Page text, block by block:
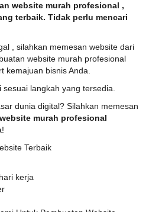
website murah profesional ,
terbaik. Tidak perlu mencari
, silahkan memesan website dari
website murah profesional
kemajuan bisnis Anda.
langkah yang tersedia.
dunia digital? Silahkan memesan
murah profesional
Terbaik
kerja